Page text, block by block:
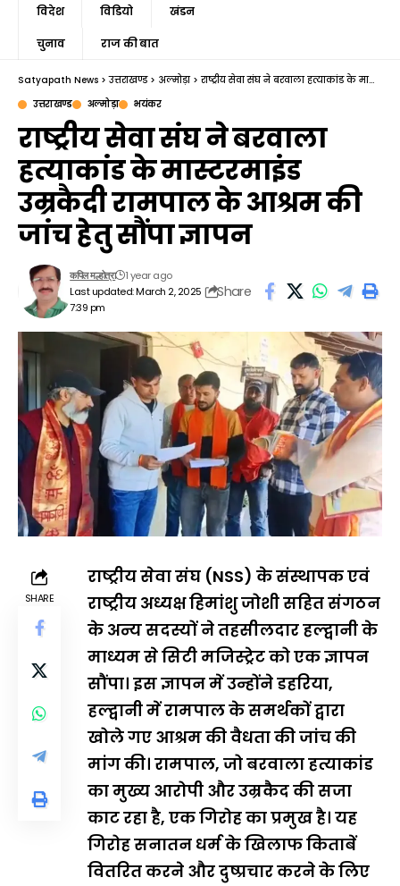
विदेश विडियो खंडन
चुनाव राज की बात
Satyapath News >उत्तराखण्ड> अल्मोड़ा>राष्ट्रीय सेवा संघ ने बरवाला हत्याकांड के मास्टरमाइंड उम्रकैदी रामपाल के आश्रम की जांच हेतु सौंपा ज्ञापन
उत्तराखण्ड
अल्मोड़ा भयंकर
राष्ट्रीय सेवा संघ ने बरवाला
हत्याकांड के मास्टरमाइंड
उम्रकैदी रामपाल के आश्रम की
जांच हेतु सौंपा ज्ञापन
Last updated: March 2, 2025
7:39 pm
कपिल मल्होत्रा 1 year ago
Share
SHARE
राष्ट्रीय सेवा संघ (NSS) के संस्थापक एवं
राष्ट्रीय अध्यक्ष हिमांशु जोशी सहित संगठन
के अन्य सदस्यों ने तहसीलदार हल्द्वानी के
माध्यम से सिटी मजिस्ट्रेट को एक ज्ञापन
सौंपा। इस ज्ञापन में उन्होंने डहरिया,
हल्द्वानी में रामपाल के समर्थकों द्वारा
खोले गए आश्रम की वैधता की जांच की
मांग की। रामपाल, जो बरवाला हत्याकांड
का मुख्य आरोपी और उम्रकैद की सजा
काट रहा है, एक गिरोह का प्रमुख है। यह
गिरोह सनातन धर्म के खिलाफ किताबें
वितरित करने और दुष्प्रचार करने के लिए